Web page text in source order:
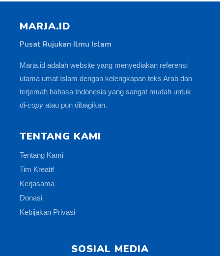
MARJA.ID
Pusat Rujukan Ilmu Islam
Marja.id adalah website yang menyediakan referensi
utama umat Islam dengan kelengkapan teks Arab dan
terjemah bahasa Indonesia yang sangat mudah untuk
di-copy atau pun dibagikan.
TENTANG KAMI
Tentang Kami
Tim Kreatif
Kerjasama
Donasi
Kebijakan Privasi
SOSIAL MEDIA